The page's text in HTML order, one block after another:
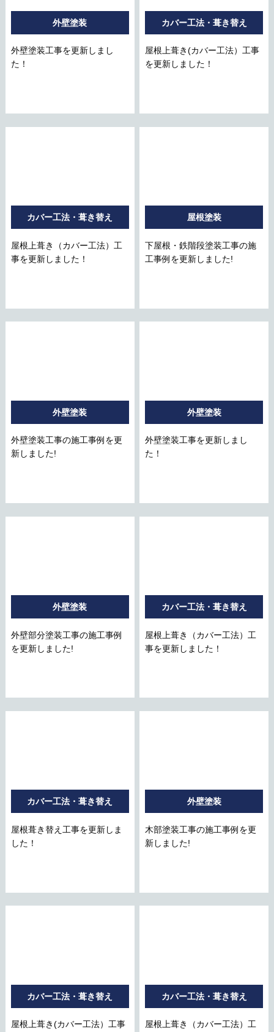
外壁塗装
外壁塗装工事を更新しまし
た！
カバー工法・葺き替え
屋根上葺き(カバー工法）工事
を更新しました！
カバー工法・葺き替え
屋根上葺き（カバー工法）工
事を更新しました！
屋根塗装
下屋根・鉄階段塗装工事の施
工事例を更新しました!
外壁塗装
外壁塗装工事の施工事例を更
新しました!
外壁塗装
外壁塗装工事を更新しまし
た！
外壁塗装
外壁部分塗装工事の施工事例
を更新しました!
カバー工法・葺き替え
屋根上葺き（カバー工法）工
事を更新しました！
カバー工法・葺き替え
屋根葺き替え工事を更新しま
した！
外壁塗装
木部塗装工事の施工事例を更
新しました!
カバー工法・葺き替え
屋根上葺き(カバー工法）工事
カバー工法・葺き替え
屋根上葺き（カバー工法）工